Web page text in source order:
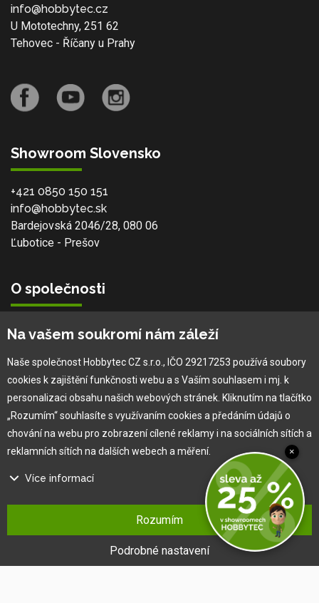
info@hobbytec.cz
U Mototechny, 251 62
Tehovec - Říčany u Prahy
Showroom Slovensko
+421 0850 150 151
info@hobbytec.sk
Bardejovská 2046/28, 080 06
Ľubotice - Prešov
O společnosti
Vlastní výroba
Náš tým
O nás
Pro zákazníka
Obchodní podmínky
Jak na reklamaci
Na vašem soukromí nám záleží
Naše společnost Hobbytec CZ s.r.o., IČO 29217253 používá soubory
cookies k zajištění funkčnosti webu a s Vaším souhlasem i mj. k
personalizaci obsahu našich webových stránek. Kliknutím na tlačítko
„Rozumím“ souhlasíte s využívaním cookies a předáním údajů o
chování na webu pro zobrazení cílené reklamy i na sociálních sítích a
reklamních sítích na dalších webech a měření.
Více informací
Na našem webu používáme několik druhů kategorií cookies:
Ty jsou nezbytně nutné pro fungování webu a jeho funkcí, které se
rozhodnete využívat. Bez nich by náš web nefungoval, např. by nebylo
Rozumím
Podrobné nastavení
×